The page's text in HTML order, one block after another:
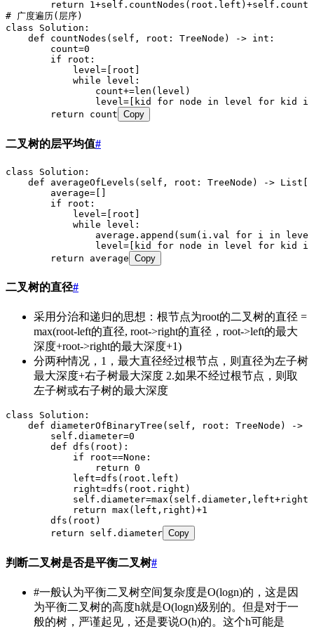
return
# 广度遍历(层序)
class Solution:
    def countNodes(self, root: TreeNode) -> int:
        count=0
        if root:
            level=[root]
            while level:
                count+=len(level)
level=[kid for node in level for kid
        return count
Copy
二叉树的层平均值#
class Solution:
def averageOfLevels(self, root: TreeNode) ->
        average=[]
        if root:
            level=[root]
            while level:
average.append(sum(i.val for i in
level=[kid for node in level for kid
        return average
Copy
二叉树的直径#
采用分治和递归的思想：根节点为root的二叉树的直径 =
max(root-left的直径, root->right的直径，root->left的最大
深度+root->right的最大深度+1)
分两种情况，1，最大直径经过根节点，则直径为左子树
最大深度+右子树最大深度 2.如果不经过根节点，则取
左子树或右子树的最大深度
class Solution:
def diameterOfBinaryTree(self, root: TreeNode) ->
        self.diameter=0
        def dfs(root):
            if root==None:
                return 0
            left=dfs(root.left)
            right=dfs(root.right)
            self.diameter=max(self.diameter,left+right)
            return max(left,right)+1
        dfs(root)
        return self.diameter
Copy
判断二叉树是否是平衡二叉树#
#一般认为平衡二叉树空间复杂度是O(logn)的，这是因
为平衡二叉树的高度h就是O(logn)级别的。但是对于一
般的树，严谨起见，还是要说O(h)的。这个h可能是